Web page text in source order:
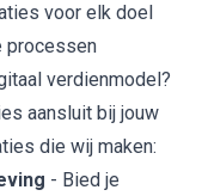
voor elk doel
processen
verdienmodel?
aansluit bij jouw
die wij maken:
- Bied je